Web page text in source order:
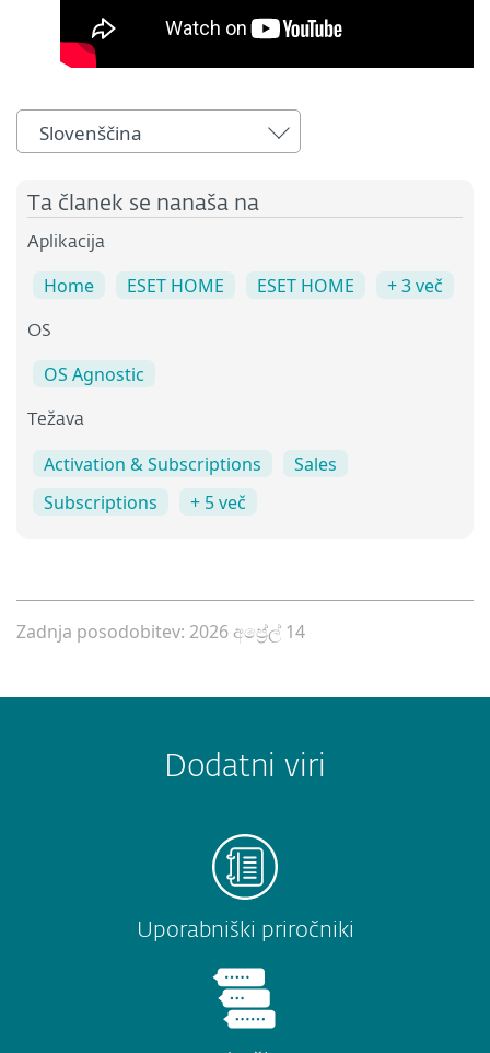
Slovenščina
Ta članek se nanaša na
Aplikacija
Home ESET HOME ESET HOME + 3 več
OS
OS Agnostic
Težava
Activation & Subscriptions
Sales
Subscriptions
+ 5 več
Zadnja posodobitev: 2026 අප්‍රේල් 14
Dodatni viri
Uporabniški priročniki